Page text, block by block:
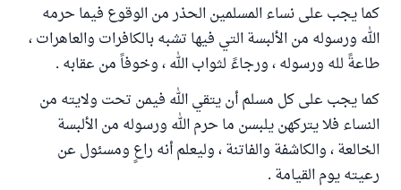
كما يجب على نساء المسلمين الحذر من الوقوع فيما حرمه
الله ورسوله من الألبسة التي فيها تشبه بالكافرات والعاهرات ،
طاعةً لله ورسوله ، ورجاءً لثواب الله ، وخوفاً من عقابه .
كما يجب على كل مسلم أن يتقي الله فيمن تحت ولايته من
النساء فلا يتركهن يلبسن ما حرم الله ورسوله من الألبسة
الخالعة ، والكاشفة والفاتنة ، وليعلم أنه راعٍ ومسئول عن
رعيته يوم القيامة .